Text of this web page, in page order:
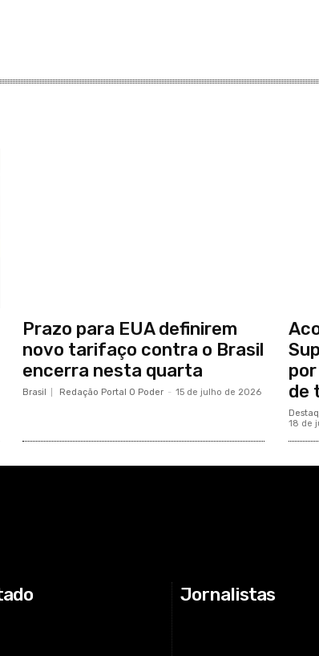
Prazo para EUA definirem
novo tarifaço contra o Brasil
encerra nesta quarta
Brasil Redação Portal O Poder - 15 de julho de 2026
de
18 de
Jornalistas